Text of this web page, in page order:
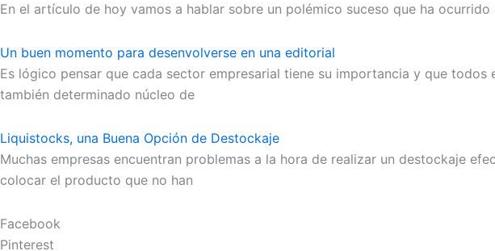
En el artículo de hoy vamos a hablar sobre un polémico suceso que ha
Un buen momento para desenvolverse en una editorial
Es lógico pensar que cada sector empresarial tiene su importancia y que
también determinado núcleo de
Liquistocks, una Buena Opción de Destockaje
Muchas empresas encuentran problemas a la hora de realizar un destockaje
colocar el producto que no han
Facebook
Pinterest